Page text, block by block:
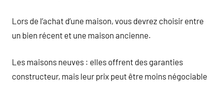
Lors de l’achat d’une maison, vous devrez choisir entre
un bien récent et une maison ancienne.
Les maisons neuves : elles offrent des garanties
constructeur, mais leur prix peut être moins négociable